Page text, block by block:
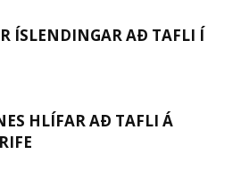
ÍSLENDINGAR AÐ TAFLI Í
HLÍFAR AÐ TAFLI Á